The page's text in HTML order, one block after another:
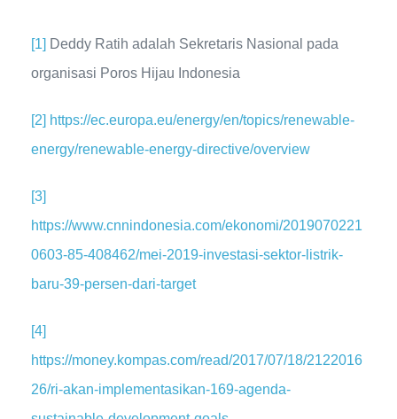
[1] Deddy Ratih adalah Sekretaris Nasional pada
organisasi Poros Hijau Indonesia
[2] https://ec.europa.eu/energy/en/topics/renewable-
energy/renewable-energy-directive/overview
[3]
https://www.cnnindonesia.com/ekonomi/2019070221
0603-85-408462/mei-2019-investasi-sektor-listrik-
baru-39-persen-dari-target
[4]
https://money.kompas.com/read/2017/07/18/2122016
26/ri-akan-implementasikan-169-agenda-